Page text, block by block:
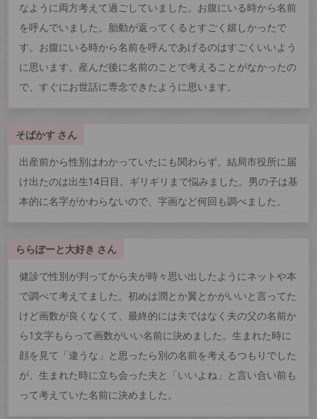
なように両方考えて過ごしていました。お腹にいる時から名前
を呼んでいました。胎動が返ってくるとすごく嬉しかったで
す。お腹にいる時から名前を呼んであげるのはすごくいいよう
に思います。産んだ後に名前のことで考えることがなかったの
で、すぐにお世話に専念できたように思います。
そばかす さん
出産前から性別はわかっていたにも関わらず、結局市役所に届
け出たのは出生14日目。ギリギリまで悩みました。男の子は基
本的に名字がかわらないので、字画など何回も調べました。
ららぽーと大好き さん
健診で性別が判ってから夫が時々思い出したようにネットや本
で調べて考えてました。初めは潤とか翼とかがいいと言ってた
けど画数が良くなくて、最終的には夫ではなく夫の父の名前か
ら1文字もらって画数がいい名前に決めました。生まれた時に
顔を見て「違うな」と思ったら別の名前を考えるつもりでした
が、生まれた時に立ち会った夫と「いいよね」と言い合い前も
って考えていた名前に決めました。